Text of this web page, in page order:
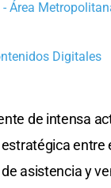
Área
Digitales
de intensa
entre
asistencia y